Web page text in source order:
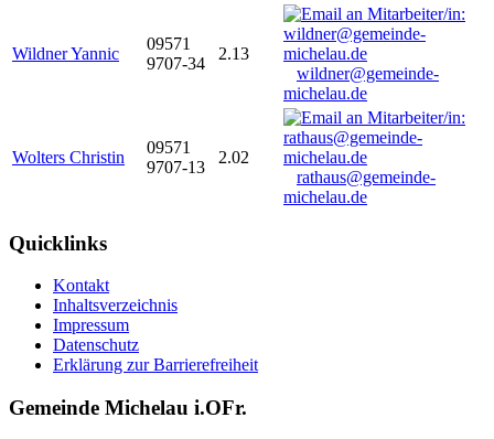
Wildner Yannic
09571
9707-34
2.13
wildner@gemeinde-
michelau.de
Wolters Christin
09571
9707-13
2.02
rathaus@gemeinde-
michelau.de
Quicklinks
Kontakt
Inhaltsverzeichnis
Impressum
Datenschutz
Erklärung zur Barrierefreiheit
Gemeinde Michelau i.OFr.